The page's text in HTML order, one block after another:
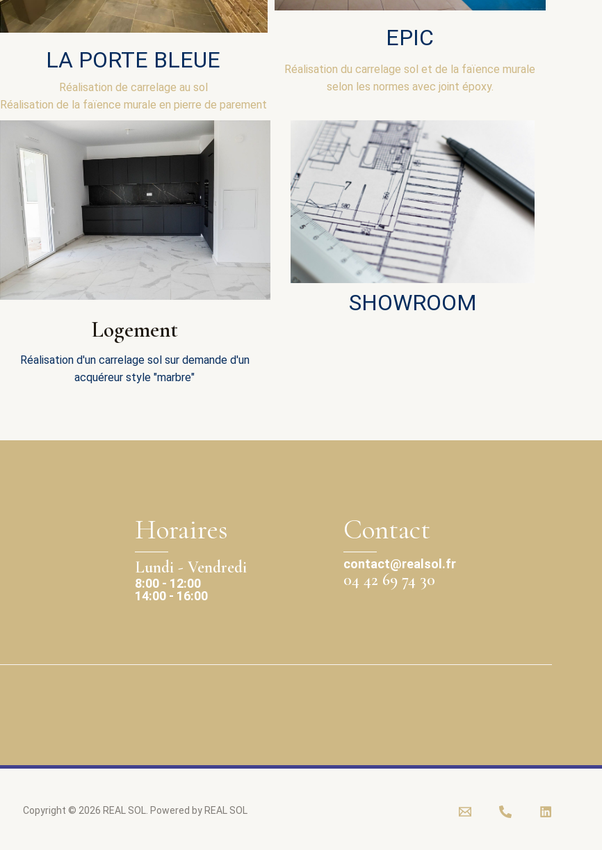
LA PORTE BLEUE
Réalisation de carrelage au sol
Réalisation de la faïence murale en pierre de parement
EPIC
Réalisation du carrelage sol et de la faïence murale
selon les normes avec joint époxy.
Logement
Réalisation d'un carrelage sol sur demande d'un
acquéreur style "marbre"
SHOWROOM
Horaires
Lundi - Vendredi
8:00 - 12:00
14:00 - 16:00
Contact
contact@realsol.fr
04 42 69 74 30
Copyright © 2026 REAL SOL. Powered by REAL SOL